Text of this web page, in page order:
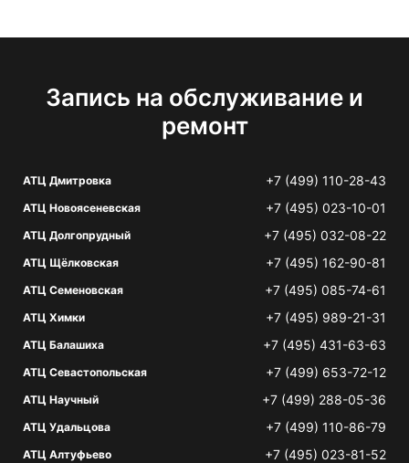
Запись на обслуживание и
ремонт
АТЦ Дмитровка +7 (499) 110-28-43
АТЦ Новоясеневская +7 (495) 023-10-01
АТЦ Долгопрудный +7 (495) 032-08-22
АТЦ Щёлковская +7 (495) 162-90-81
АТЦ Семеновская +7 (495) 085-74-61
АТЦ Химки +7 (495) 989-21-31
АТЦ Балашиха +7 (495) 431-63-63
АТЦ Севастопольская +7 (499) 653-72-12
АТЦ Научный +7 (499) 288-05-36
АТЦ Удальцова +7 (499) 110-86-79
АТЦ Алтуфьево +7 (495) 023-81-52